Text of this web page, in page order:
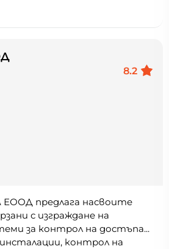
8.2
предлага насвоите
с изграждане на
за контрол на достъпа...
контрол на